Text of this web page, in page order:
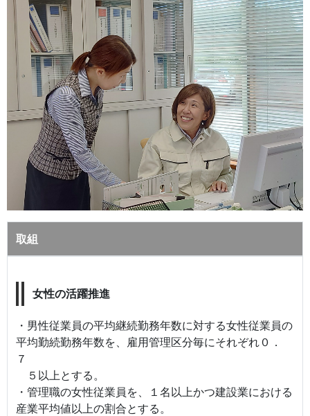
取組
女性の活躍推進
・男性従業員の平均継続勤務年数に対する女性従業員の
平均勤続勤務年数を、雇用管理区分毎にそれぞれ０．
７
５以上とする。
・管理職の女性従業員を、１名以上かつ建設業における
産業平均値以上の割合とする。